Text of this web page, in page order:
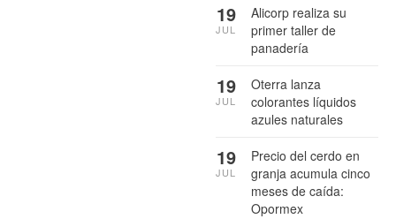
Alicorp realiza su
primer taller de
panadería
19
JUL
Oterra lanza
colorantes líquidos
azules naturales
19
JUL
Precio del cerdo en
granja acumula cinco
meses de caída:
Opormex
19
JUL